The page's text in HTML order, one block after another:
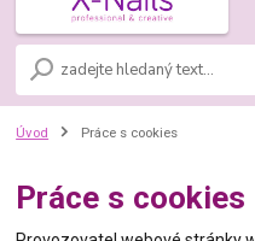
Úvod Práce s cookies
Práce s cookies